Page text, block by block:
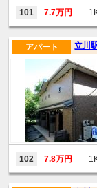
101 7.7万円
立川
アパート
102 7.8万円